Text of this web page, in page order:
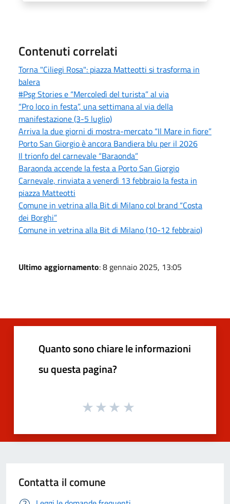
Contenuti correlati
Torna "Ciliegi Rosa": piazza Matteotti si trasforma in
balera
#Psg Stories e “Mercoledì del turista” al via
“Pro loco in festa”, una settimana al via della
manifestazione (3-5 luglio)
Arriva la due giorni di mostra-mercato “Il Mare in fiore”
Porto San Giorgio è ancora Bandiera blu per il 2026
Il trionfo del carnevale “Baraonda”
Baraonda accende la festa a Porto San Giorgio
Carnevale, rinviata a venerdì 13 febbraio la festa in
piazza Matteotti
Comune in vetrina alla Bit di Milano col brand “Costa
dei Borghi”
Comune in vetrina alla Bit di Milano (10-12 febbraio)
Ultimo aggiornamento: 8 gennaio 2025, 13:05
Quanto sono chiare le informazioni
su questa pagina?
Contatta il comune